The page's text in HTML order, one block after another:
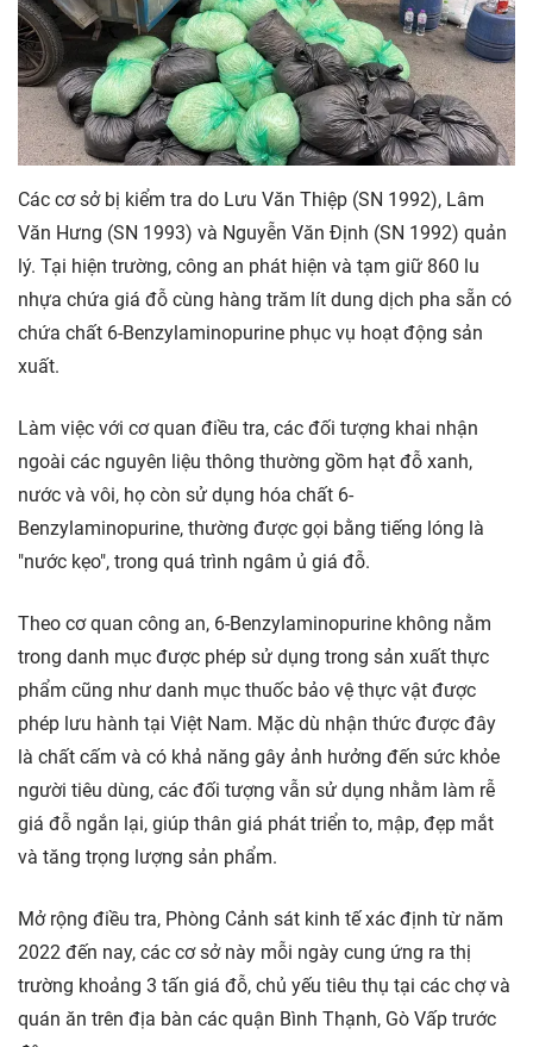
Các cơ sở bị kiểm tra do Lưu Văn Thiệp (SN 1992), Lâm
Văn Hưng (SN 1993) và Nguyễn Văn Định (SN 1992) quản
lý. Tại hiện trường, công an phát hiện và tạm giữ 860 lu
nhựa chứa giá đỗ cùng hàng trăm lít dung dịch pha sẵn có
chứa chất 6-Benzylaminopurine phục vụ hoạt động sản
xuất.
Làm việc với cơ quan điều tra, các đối tượng khai nhận
ngoài các nguyên liệu thông thường gồm hạt đỗ xanh,
nước và vôi, họ còn sử dụng hóa chất 6-
Benzylaminopurine, thường được gọi bằng tiếng lóng là
"nước kẹo", trong quá trình ngâm ủ giá đỗ.
Theo cơ quan công an, 6-Benzylaminopurine không nằm
trong danh mục được phép sử dụng trong sản xuất thực
phẩm cũng như danh mục thuốc bảo vệ thực vật được
phép lưu hành tại Việt Nam. Mặc dù nhận thức được đây
là chất cấm và có khả năng gây ảnh hưởng đến sức khỏe
người tiêu dùng, các đối tượng vẫn sử dụng nhằm làm rễ
giá đỗ ngắn lại, giúp thân giá phát triển to, mập, đẹp mắt
và tăng trọng lượng sản phẩm.
Mở rộng điều tra, Phòng Cảnh sát kinh tế xác định từ năm
2022 đến nay, các cơ sở này mỗi ngày cung ứng ra thị
trường khoảng 3 tấn giá đỗ, chủ yếu tiêu thụ tại các chợ và
quán ăn trên địa bàn các quận Bình Thạnh, Gò Vấp trước